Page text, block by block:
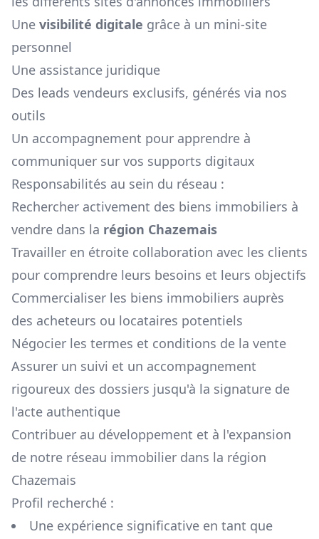
Une visibilité digitale grâce à un mini-site
personnel
Une assistance juridique
Des leads vendeurs exclusifs, générés via nos
outils
Un accompagnement pour apprendre à
communiquer sur vos supports digitaux
Responsabilités au sein du réseau :
Rechercher activement des biens immobiliers à
vendre dans la région Chazemais
Travailler en étroite collaboration avec les clients
pour comprendre leurs besoins et leurs objectifs
Commercialiser les biens immobiliers auprès
des acheteurs ou locataires potentiels
Négocier les termes et conditions de la vente
Assurer un suivi et un accompagnement
rigoureux des dossiers jusqu'à la signature de
l'acte authentique
Contribuer au développement et à l'expansion
de notre réseau immobilier dans la région
Chazemais
Profil recherché :
Une expérience significative en tant que